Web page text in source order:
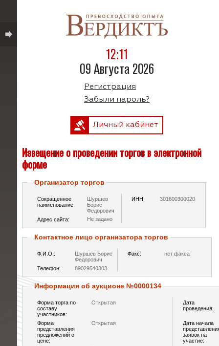
12:11
09 Августа 2026
Регистрация
Забыли пароль?
Личный кабинет
Извещение о проведении торгов в электронной
форме
Организатор торгов
Сокращенное
наименование:
Шуршев
Борис
Федорович
ИНН: 301600300020
Адрес сайта: Не задано
Контактное лицо организатора торгов
Ф.И.О.:
Шуршев Борис
Федорович
Факс: нет факса
Телефон: 89029540303
Информация об аукционе №0000134
Форма торга по
составу
участников:
Открытая
Дата
проведения:
Форма
представления
предложений о
цене:
Открытая
Дата начала
заявок на
участие: